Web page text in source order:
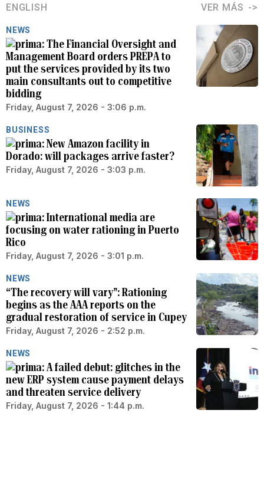
ENGLISH VER MÁS
NEWS
The Financial Oversight and
Management Board orders PREPA to
put the services provided by its two
main consultants out to competitive
bidding
Friday, August 7, 2026 - 3:06 p.m.
BUSINESS
New Amazon facility in
Dorado: will packages arrive faster?
Friday, August 7, 2026 - 3:03 p.m.
NEWS
International media are
focusing on water rationing in Puerto
Rico
Friday, August 7, 2026 - 3:01 p.m.
NEWS
“The recovery will vary”: Rationing
begins as the AAA reports on the
gradual restoration of service in Cupey
Friday, August 7, 2026 - 2:52 p.m.
NEWS
A failed debut: glitches in the
new ERP system cause payment delays
and threaten service delivery
Friday, August 7, 2026 - 1:44 p.m.